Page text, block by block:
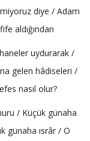
diye / Adam
aldığından
uydurarak /
gelen hâdiseleri /
nasıl olur?
/ Küçük günaha
günaha ısrâr / O